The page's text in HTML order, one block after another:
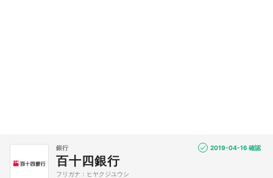
銀行
百十四銀行
フリガナ：ヒヤクジユウシ
2019-04-16 確認